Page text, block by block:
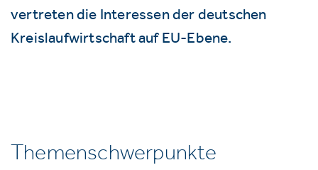
vertreten die Interessen der deutschen
Kreislaufwirtschaft auf EU-Ebene.
Themenschwerpunkte